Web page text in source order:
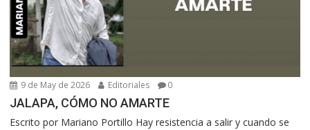
9 de May de 2026 Editoriales 0
JALAPA, CÓMO NO AMARTE
Escrito por Mariano Portillo Hay resistencia a salir y cuando se